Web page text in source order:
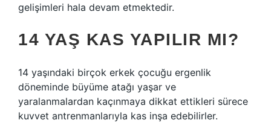
gelişimleri hala devam etmektedir.
14 YAŞ KAS YAPILIR MI?
14 yaşındaki birçok erkek çocuğu ergenlik
döneminde büyüme atağı yaşar ve
yaralanmalardan kaçınmaya dikkat ettikleri sürece
kuvvet antrenmanlarıyla kas inşa edebilirler.